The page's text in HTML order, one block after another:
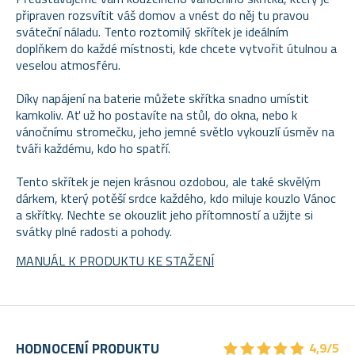
připraven rozsvítit váš domov a vnést do něj tu pravou
sváteční náladu. Tento roztomilý skřítek je ideálním
doplňkem do každé místnosti, kde chcete vytvořit útulnou a
veselou atmosféru.
Díky napájení na baterie můžete skřítka snadno umístit
kamkoliv. Ať už ho postavíte na stůl, do okna, nebo k
vánočnímu stromečku, jeho jemné světlo vykouzlí úsměv na
tváři každému, kdo ho spatří.
Tento skřítek je nejen krásnou ozdobou, ale také skvělým
dárkem, který potěší srdce každého, kdo miluje kouzlo Vánoc
a skřítky. Nechte se okouzlit jeho přítomností a užijte si
svátky plné radosti a pohody.
MANUÁL K PRODUKTU KE STAŽENÍ
HODNOCENÍ PRODUKTU ★★★★★
★★★★★ 4,9/5